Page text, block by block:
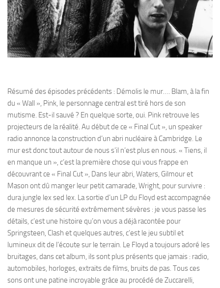
Résumé des épisodes précédents : Démolis le mur…. Blam, à la fin
du « Wall », Pink, le personnage central est tiré hors de son
mutisme. Est-il sauvé ? En quelque sorte, oui. Pink retrouve les
projecteurs de la réalité. Au début de ce « Final Cut », un speaker
radio annonce la construction d’un abri nucléaire à Cambridge. Le
mur est donc tout autour de nous s’il n’est plus en nous. « Tiens, il
en manque un », c’est la première chose qui vous frappe en
découvrant ce « Final Cut », Dans leur abri, Waters, Gilmour et
Mason ont dû manger leur petit camarade, Wright, pour survivre :
dura jungle lex sed lex. La sortie d’un LP du Floyd est accompagnée
de mesures de sécurité extrêmement sévères : je vous passe les
détails, c’est une histoire qu’on vous a déjà racontée pour
Springsteen, Clash et quelques autres, c’est le jeu subtil et
lumineux dit de l’écoute sur le terrain. Le Floyd a toujours adoré les
bruitages, dans cet album, ils sont plus présents que jamais : radio,
automobiles, horloges, extraits de films, bruits de pas. Tous ces
sons ont une patine incroyable grâce au procédé de Zuccarelli,